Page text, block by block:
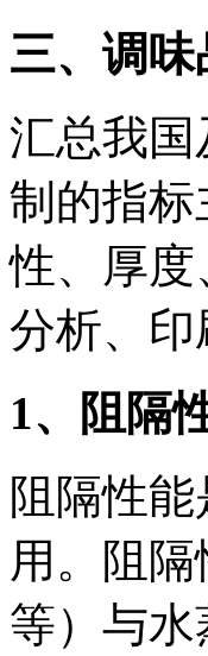
三、调
汇总我
制的指
性、厚
分析、印
1、阻隔
阻隔性
用。阻
等）与